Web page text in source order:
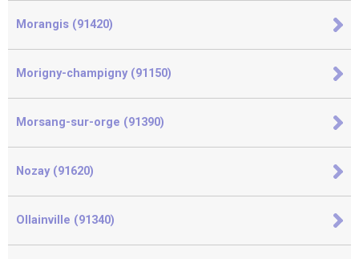
Morangis (91420)
Morigny-champigny (91150)
Morsang-sur-orge (91390)
Nozay (91620)
Ollainville (91340)